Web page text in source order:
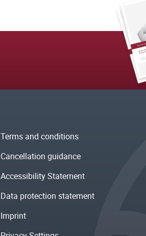
Terms and conditions
Cancellation guidance
Accessibility Statement
Data protection statement
Imprint